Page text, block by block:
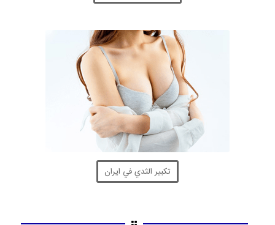
تكبير الثدي في ايران